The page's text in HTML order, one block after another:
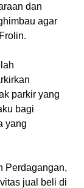
dan
agar
parkir yang
bagi
yang
Perdagangan,
jual beli di